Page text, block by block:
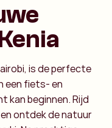
is de perfecte
een fiets- en
kan beginnen. Rijd
ontdek de natuur